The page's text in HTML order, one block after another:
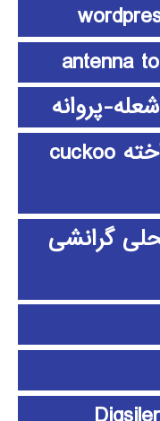
پروانه
الگوریتم جستجوی فاخته cuckoo
گرانشی